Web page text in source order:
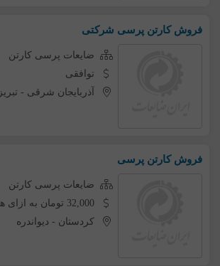
فروش کارتن پرسی شرکتی
ضایعات پرسی کارتن
توافقی
آذربایجان شرقی - تبریز
فروش کارتن پرسی
ضایعات پرسی کارتن
32,000 تومان به ازای هر کیلو
کردستان - دیواندره